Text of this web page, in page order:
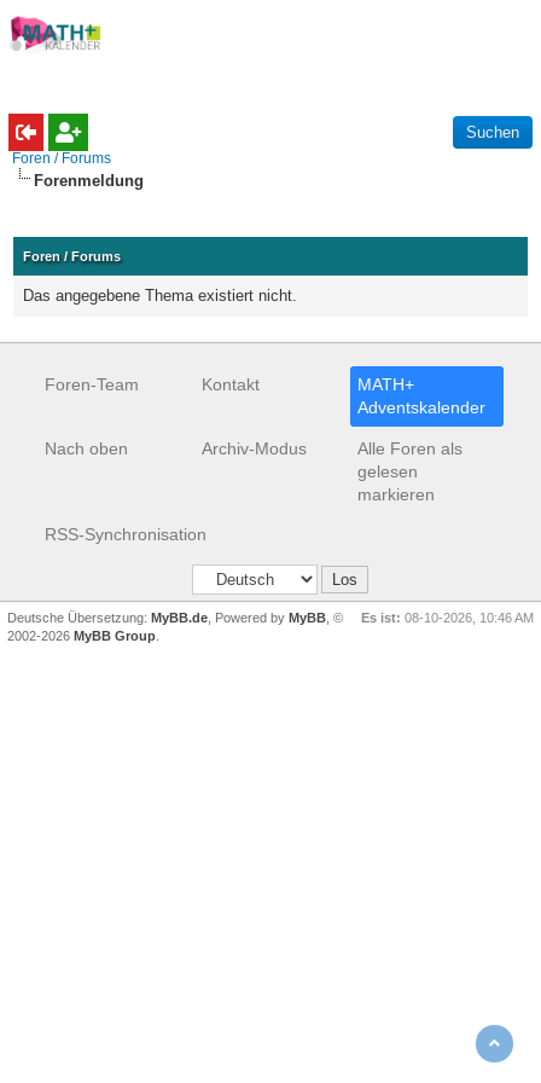
Foren / Forums
Forenmeldung
Foren / Forums
Das angegebene Thema existiert nicht.
Foren-Team Kontakt
MATH+
Adventskalender
Nach oben Archiv-Modus
Alle Foren als
gelesen
markieren
RSS-Synchronisation
Es ist: 08-10-2026, 10:46 AM
Deutsche Übersetzung: MyBB.de , Powered by MyBB , ©
2002-2026 MyBB Group